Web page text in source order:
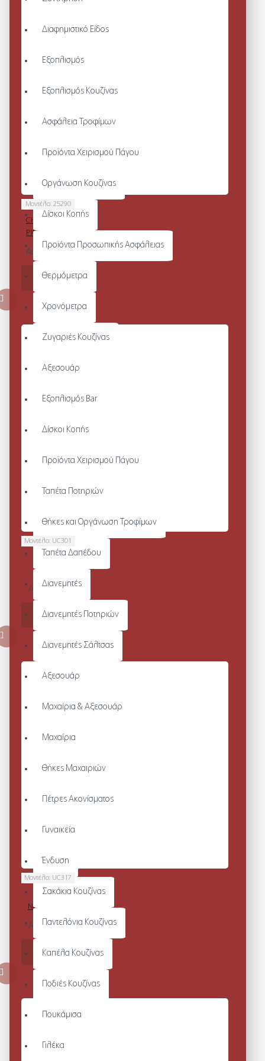
Διαφημιστικό Είδος
Εξοπλισμός
Εξοπλισμός Κουζίνας
Ασφάλεια Τροφίμων
Προϊόντα Χειρισμού Πάγου
Οργάνωση Κουζίνας
Δίσκοι Κοπής
Προϊόντα Προσωπικής Ασφάλειας
Θερμόμετρα
Χρονόμετρα
Ζυγαριές Κουζίνας
Αξεσουάρ
Εξοπλισμός Bar
Δίσκοι Κοπής
Προϊόντα Χειρισμού Πάγου
Ταπέτα Ποτηριών
Θήκες και Οργάνωση Τροφίμων
Ταπέτα Δαπέδου
Διανεμητές
Διανεμητές Ποτηριών
Διανεμητές Σάλτσας
Αξεσουάρ
Μαχαίρια & Αξεσουάρ
Μαχαίρια
Θήκες Μαχαιριών
Πέτρες Ακονίσματος
Γυναικεία
Ένδυση
Σακάκια Κουζίνας
Παντελόνια Κουζίνας
Καπέλα Κουζίνας
Ποδιές Κουζίνας
Πουκάμισα
Γιλέκα
Μοντέλο: 25290
CHEF/SERVICE
PIQUE T-SHIRT
Από 69,44€
ΚΑΛΆΘΙ
Μοντέλο: UC301
CLASSIC T-
Από 9,27€
ΚΑΛΆΘΙ
Μοντέλο: UC317
CLASSIC V
NECK T-SHIRT
Από 8,06€
ΚΑΛΆΘΙ